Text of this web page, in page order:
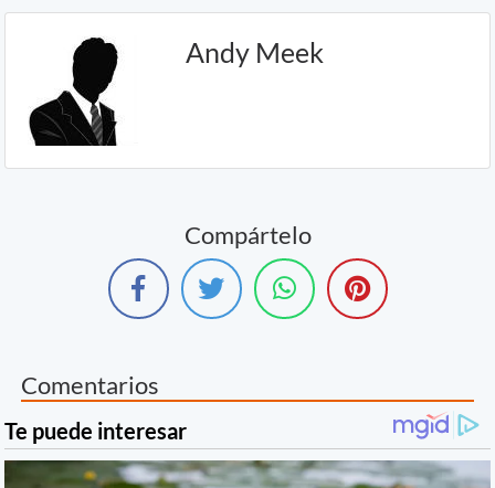
Andy Meek
Compártelo
Comentarios